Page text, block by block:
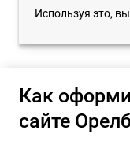
Используя это,
Как
сайте